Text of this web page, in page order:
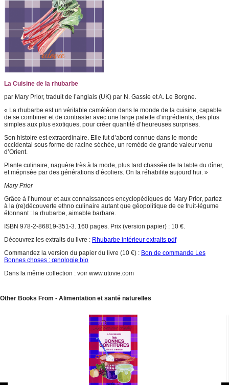
La Cuisine de la rhubarbe
par Mary Prior, traduit de l’anglais (UK) par N. Gassie et A. Le Borgne.
« La rhubarbe est un véritable caméléon dans le monde de la cuisine, capable
de se combiner et de contraster avec une large palette d’ingrédients, des plus
simples aux plus exotiques, pour créer quantité d’heureuses surprises.
Son histoire est extraordinaire. Elle fut d’abord connue dans le monde
occidental sous forme de racine séchée, un remède de grande valeur venu
d’Orient.
Plante culinaire, naguère très à la mode, plus tard chassée de la table du dîner,
et méprisée par des générations d’écoliers. On la réhabilite aujourd’hui. »
Mary Prior
Grâce à l’humour et aux connaissances encyclopédiques de Mary Prior, partez
à la (re)découverte ethno culinaire autant que géopolitique de ce fruit-légume
étonnant : la rhubarbe, aimable barbare.
ISBN 978-2-86819-351-3. 160 pages. Prix (version papier) : 10 €.
Découvrez les extraits du livre : Rhubarbe intérieur extraits pdf
Commandez la version du papier du livre (10 €) : Bon de commande Les
Bonnes choses : œnologie bio
Dans la même collection : voir www.utovie.com
Other Books From - Alimentation et santé naturelles